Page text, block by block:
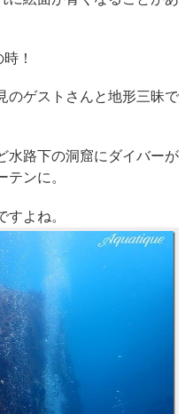
！
のゲストさんと地形三昧で
水路下の洞窟にダイバーが
ンに。
よね。